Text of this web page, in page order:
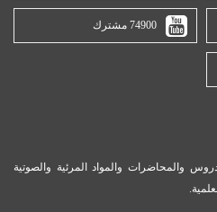
74900 مشترك
والمحاضرات والمواد المرئية والصوتية